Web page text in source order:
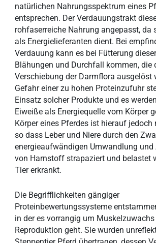
natürlichen Nahrungsspektrum eines
entsprechen. Der Verdauungstrakt
rohfaserreiche Nahrung angepasst, da
als Energielieferanten dient. Bei
Verdauung kann es bei Fütterung
Blähungen und Durchfall kommen, die
Verschiebung der Darmflora ausgelöst
Gefahr einer zu hohen Proteinzufuhr
Einsatz solcher Produkte und es
Eiweiße als Energiequelle vom Körper
Körper eines Pferdes ist hierauf jedoch
so dass Leber und Niere durch den
energieaufwändigen Umwandlung und
von Harnstoff strapaziert und belastet
Tier erkrankt.
Die Begrifflichkeiten gängiger
Proteinbewertungssysteme
in der es vorrangig um Muskelzuwachs
Reproduktion geht. Sie wurden